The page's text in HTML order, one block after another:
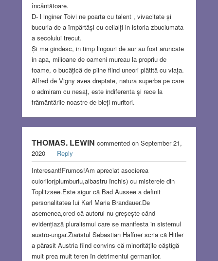
încântătoare.
D- l inginer Toivi ne poarta cu talent , vivacitate și
bucuria de a împărtăși cu ceilalți in istoria zbuciumata
a secolului trecut.
Și ma gindesc, in timp lingouri de aur au fost aruncate
in apa, milioane de oameni mureau la propriu de
foame, o bucățică de piine fiind uneori plătită cu viața.
Alfred de Vigny avea dreptate, natura superba pe care
o admiram cu nesaț, este indiferenta și rece la
frământările noastre de bieți muritori.
THOMAS. LEWIN commented on September 21,
2020
Reply
Interesant!Frumos!Am apreciat asocierea
culorilor(plumburiu,albastru închis) cu misterele din
Toplitzsee.Este sigur că Bad Aussee a definit
personalitatea lui Karl Maria Brandauer.De
asemenea,cred că autorul nu greșește când
evidențiază pluralismul care se manifesta in sistemul
austro-ungar.Ziaristul Sebastian Haffner scria că Hitler
a părasit Austria fiind convins că minoritățile căștigă
mult prea mult teren în detrimentul germanilor.